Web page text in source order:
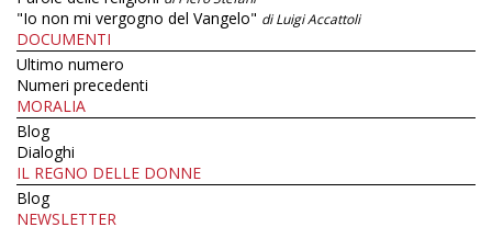
"Io non mi vergogno del Vangelo" di Luigi Accattoli
DOCUMENTI
Ultimo numero
Numeri precedenti
MORALIA
Blog
Dialoghi
IL REGNO DELLE DONNE
Blog
NEWSLETTER